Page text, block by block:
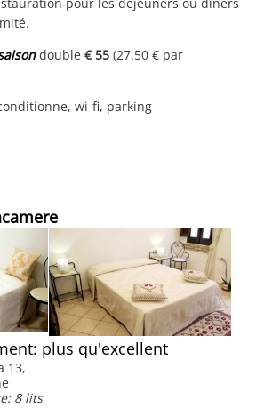
double€ 55 (27.50 € par
wi-fi, parking
plus qu'excellent
13,
8 lits